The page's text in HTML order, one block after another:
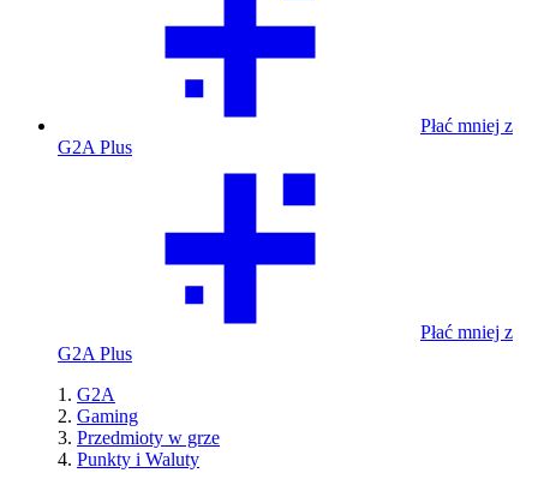
Płać mniej z
G2A Plus
Płać mniej z
G2A Plus
G2A
Gaming
Przedmioty w grze
Punkty i Waluty